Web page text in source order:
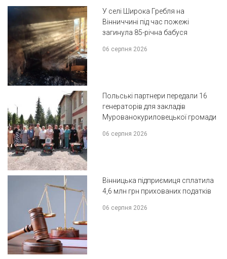
У селі Широка Гребля на
Вінниччині під час пожежі
загинула 85-річна бабуся
06 серпня 2026
Польські партнери передали 16
генераторів для закладів
Мурованокуриловецької громади
06 серпня 2026
Вінницька підприємиця сплатила
4,6 млн грн прихованих податків
06 серпня 2026